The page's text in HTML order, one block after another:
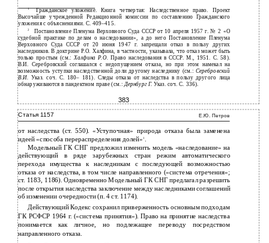
1Гражданское уложение. Книга четвертая: Наследственное право. Проект
Высочайше учрежденной Редакционной комиссии по составлению Гражданского
уложения с объяснениями. С. 409–415.
2Постановление Пленума Верховного Суда СССР от 10 апреля 1957 г. № 2 «О
судебной практике по делам о наследовании», а до него Постановление Пленума
Верховного Суда СССР от 20 июня 1947 г. запрещали отказ в пользу других
наследников. В доктрине Р.О. Халфина, в частности, указывала, что отказ может быть
только простым (см.:Халфина Р.О.Право наследования в СССР. М., 1951. С. 58).
В.И. Серебровский соглашался с недопущением отказа, но при этом намекал на
возможность уступки наследственной доли другому наследнику (см.: Серебровский
В.И.Указ. соч. С. 180– 181). Следы отказа от наследства в пользу другого лица
обнаруживаются в пандектном праве (см.:Дернбург Г. Указ. соч. С. 336).
383
Статья 1157 Е.Ю. Петров
от наследства (ст. 550). «Уступочная» природа отказа была заменена
идеей «способа перераспределения долей»1.
Модельный ГК СНГ предложил изменить модель «наследование» на
действующий в ряде зарубежных стран режим автоматического
перехода имущества к наследникам с последующей возможностью
отказа от наследства, в том числе направленного («система отречения»;
ст. 1183, 1186). Одновременно Модельный ГК СНГ предлагал разрешить
после открытия наследства заключение между наследниками соглашений
об изменении очередности (п. 4 ст. 1174).
Действующий Кодекс сохранил приверженность основным подходам
ГК РСФСР 1964 г. («система принятия»). Право на принятие наследства
понимается как личное, но подлежащее переводу посредством
направленного отказа.